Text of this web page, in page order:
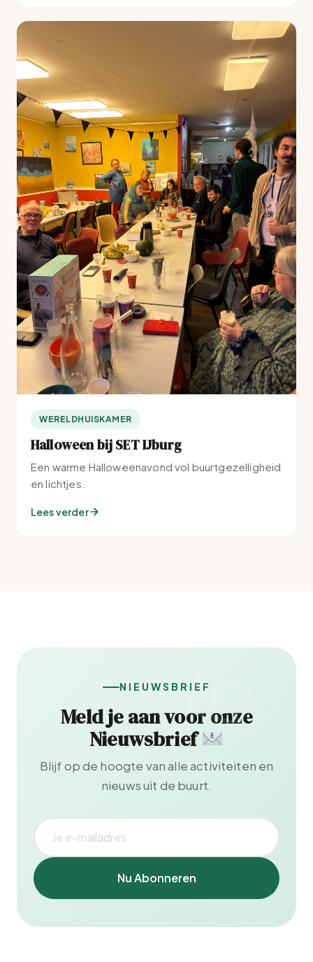
WERELDHUISKAMER
Halloween bij SET IJburg
Een warme Halloweenavond vol buurtgezelligheid
en lichtjes.
Lees verder
NIEUWSBRIEF
Meld je aan voor onze
Nieuwsbrief
Blijf op de hoogte van alle activiteiten en
nieuws uit de buurt.
Nu Abonneren